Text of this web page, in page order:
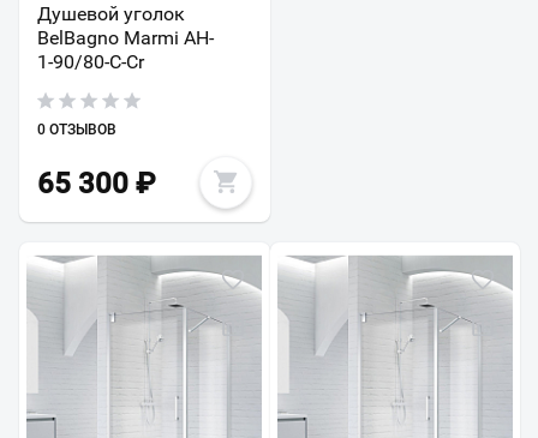
Душевой уголок
BelBagno Marmi AH-
1-90/80-C-Cr
0 ОТЗЫВОВ
65 300 ₽